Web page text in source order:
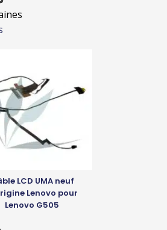
LCD UMA neuf
Lenovo pour
Lenovo G505